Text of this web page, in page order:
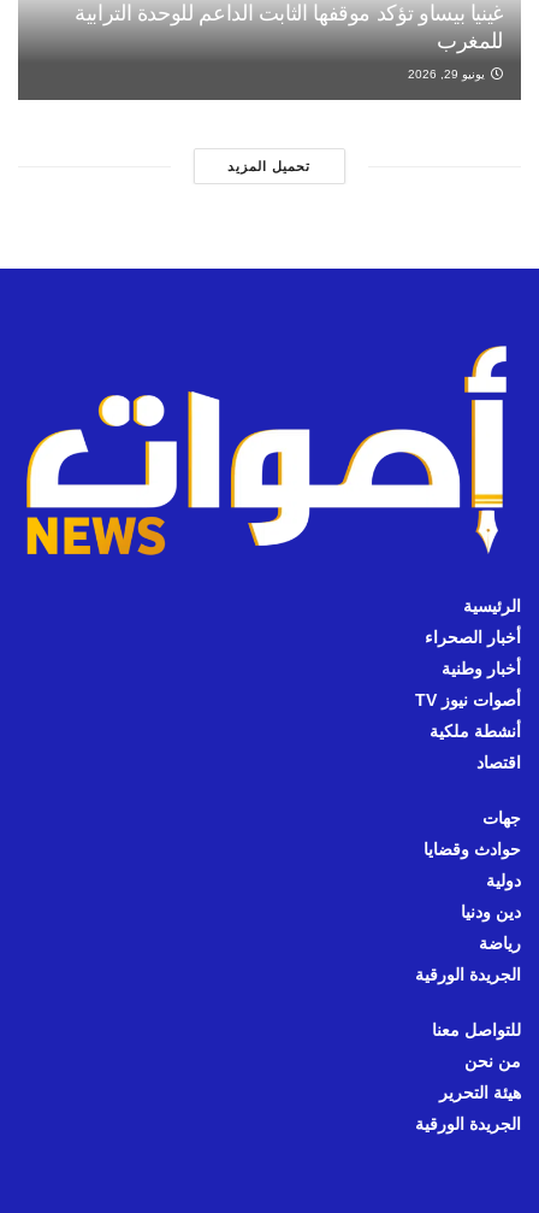
غينيا بيساو تؤكد موقفها الثابت الداعم للوحدة الترابية
للمغرب
يونيو 29, 2026
تحميل المزيد
الرئيسية
أخبار الصحراء
أخبار وطنية
أصوات نيوز TV
أنشطة ملكية
اقتصاد
جهات
حوادث وقضايا
دولية
دين ودنيا
رياضة
الجريدة الورقية
للتواصل معنا
من نحن
هيئة التحرير
الجريدة الورقية